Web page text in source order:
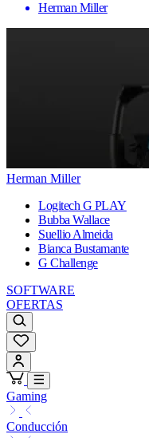
Herman Miller
Herman Miller
Logitech G PLAY
Bubba Wallace
Suellio Almeida
Bianca Bustamante
G Challenge
SOFTWARE
OFERTAS
Gaming
Conducción